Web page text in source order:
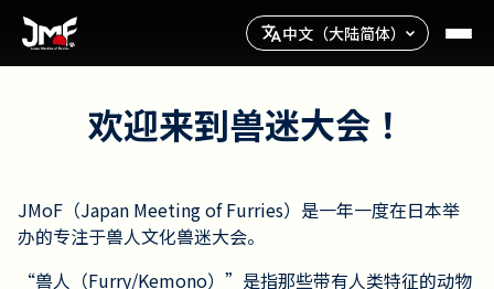
中文（大陆简体）
欢迎来到兽迷大会！
JMoF（Japan Meeting of Furries）是一年一度在日本举
办的专注于兽人文化兽迷大会。
“兽人（Furry/Kemono）”是指那些带有人类特征的动物